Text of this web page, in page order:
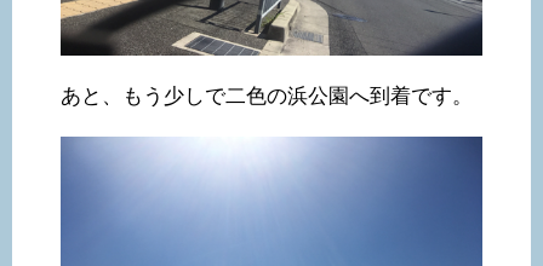
あと、もう少しで二色の浜公園へ到着です。